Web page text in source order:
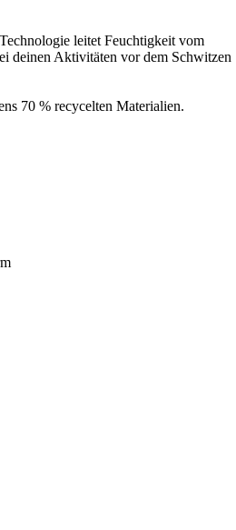
leitet Feuchtigkeit vom
deinen Aktivitäten vor dem Schwitzen
70 % recycelten Materialien.